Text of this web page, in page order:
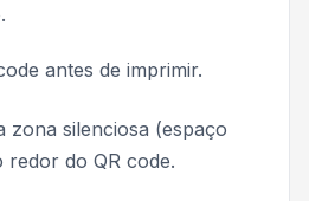
antes de imprimir.
zona silenciosa (espaço
do QR code.